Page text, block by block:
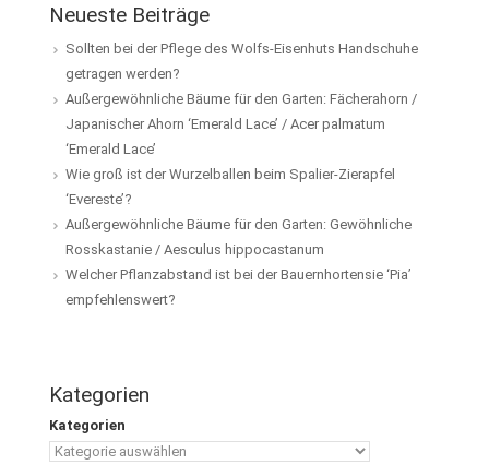
Neueste Beiträge
Sollten bei der Pflege des Wolfs-Eisenhuts Handschuhe
getragen werden?
Außergewöhnliche Bäume für den Garten: Fächerahorn /
Japanischer Ahorn ‘Emerald Lace’ / Acer palmatum
‘Emerald Lace’
Wie groß ist der Wurzelballen beim Spalier-Zierapfel
‘Evereste’?
Außergewöhnliche Bäume für den Garten: Gewöhnliche
Rosskastanie / Aesculus hippocastanum
Welcher Pflanzabstand ist bei der Bauernhortensie ‘Pia’
empfehlenswert?
Kategorien
Kategorien